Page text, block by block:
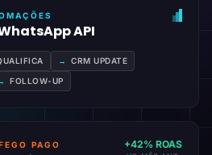
API
→ CRM UPDATE
FOLLOW-UP
PAGO +42% ROAS